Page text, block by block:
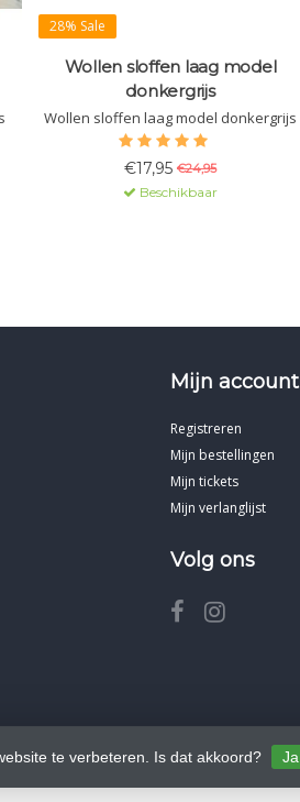
28% Sale
Wollen sloffen laag model
donkergrijs
Wollen sloffen laag model donkergrijs
€17,95 €24,95
Beschikbaar
Mijn account
Registreren
Mijn bestellingen
Mijn tickets
Mijn verlanglijst
Volg ons
te verbeteren. Is dat akkoord? Ja